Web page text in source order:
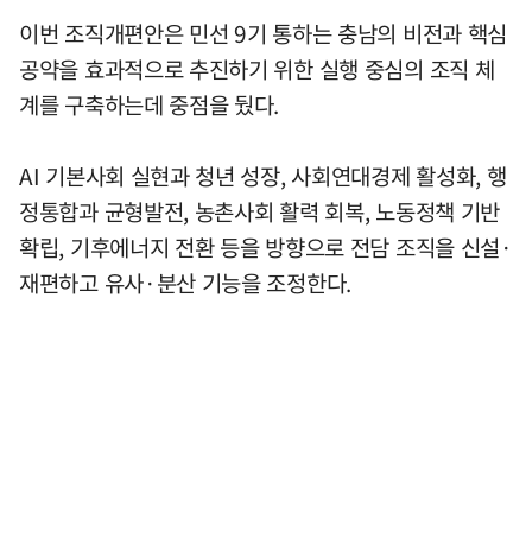
이번 조직개편안은 민선 9기 통하는 충남의 비전과 핵심
공약을 효과적으로 추진하기 위한 실행 중심의 조직 체
계를 구축하는데 중점을 뒀다.
AI 기본사회 실현과 청년 성장, 사회연대경제 활성화, 행
정통합과 균형발전, 농촌사회 활력 회복, 노동정책 기반
확립, 기후에너지 전환 등을 방향으로 전담 조직을 신설·
재편하고 유사·분산 기능을 조정한다.